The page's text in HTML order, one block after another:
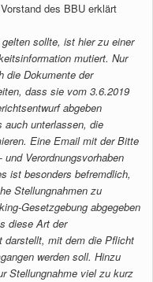
des BBU erklärt
sollte, ist hier zu einer
mutiert. Nur
die Dokumente der
dass sie vom 3.6.2019
abgeben
auch unterlassen, die
Eine Email mit der Bitte
Verordnungsvorhaben
ist besonders befremdlich,
Stellungnahmen zu
Gesetzgebung abgegeben
diese Art der
darstellt, mit dem die Pflicht
werden soll. Hinzu
Stellungnahme viel zu kurz